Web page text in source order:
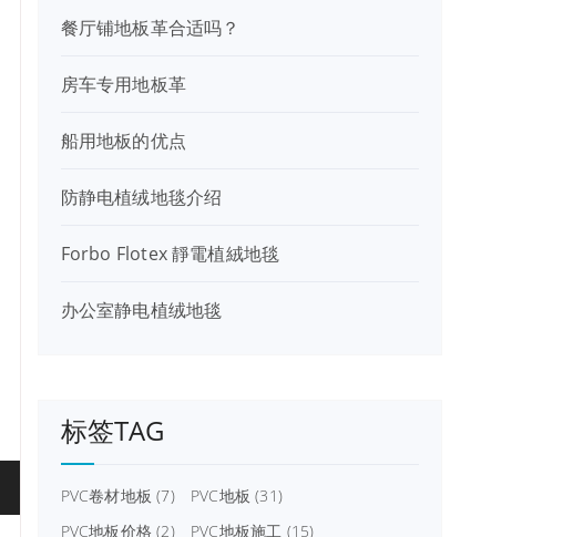
餐厅铺地板革合适吗？
房车专用地板革
船用地板的优点
防静电植绒地毯介绍
Forbo Flotex 靜電植絨地毯
办公室静电植绒地毯
标签TAG
PVC卷材地板 (7) PVC地板 (31)
PVC地板价格 (2) PVC地板施工 (15)